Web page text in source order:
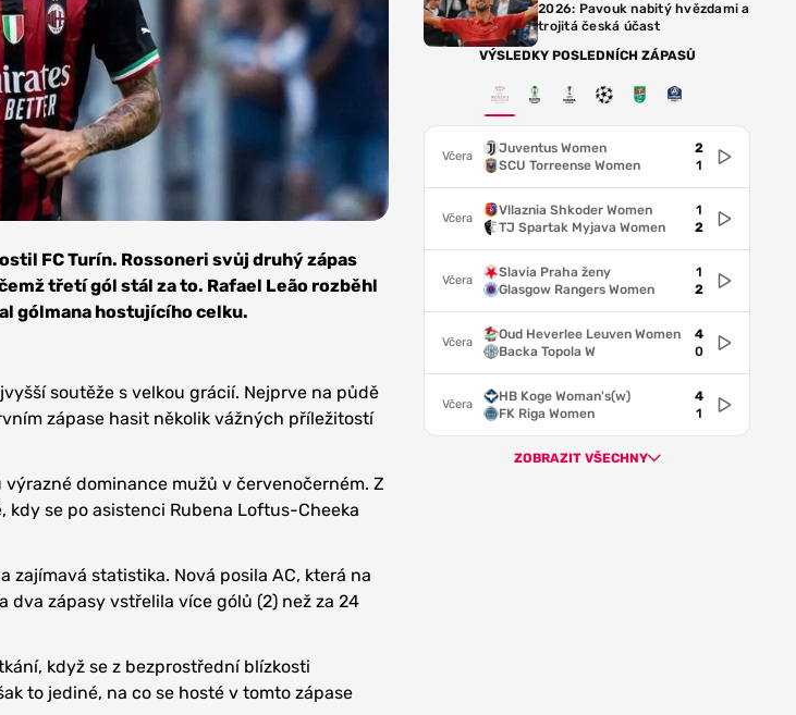
FC Turín. Rossoneri svůj druhý zápas
třetí gól stál za to. Rafael Leão rozběhl
gólmana hostujícího celku.
soutěže s velkou grácií. Nejprve na půdě
zápase hasit několik vážných příležitostí
dominance mužů v červenočerném. Z
se po asistenci Rubena Loftus-Cheeka
statistika. Nová posila AC, která na
dva zápasy vstřelila více gólů (2) než za 24
když se z bezprostřední blízkosti
to jediné, na co se hosté v tomto zápase
2026: Pavouk nabitý hvězdami a
trojitá česká účast
VÝSLEDKY POSLEDNÍCH ZÁPASŮ
Včera
Juventus Women
SCU Torreense Women
2
1
Včera
Vllaznia Shkoder Women
TJ Spartak Myjava Women
1
2
Včera
Slavia Praha ženy
Glasgow Rangers Women
1
2
Včera
Oud Heverlee Leuven Women
Backa Topola W
4
0
Včera
HB Koge Woman's(w)
FK Riga Women
4
1
ZOBRAZIT VŠECHNY